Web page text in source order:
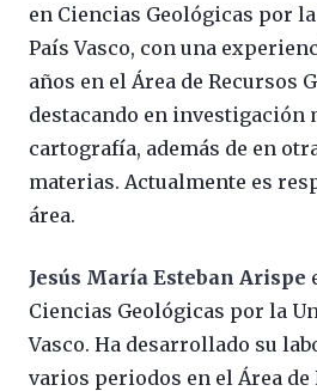
en Ciencias Geológicas por
País Vasco, con una
años en el Área de Recursos
destacando en investigación
cartografía, además de en
materias. Actualmente es
área.
Jesús María Esteban Arispe
Ciencias Geológicas por la
Vasco. Ha desarrollado su
varios periodos en el Área de